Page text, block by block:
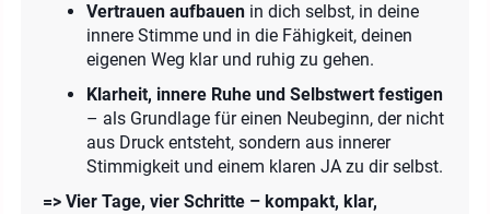
Vertrauen aufbauen in dich selbst, in deine
innere Stimme und in die Fähigkeit, deinen
eigenen Weg klar und ruhig zu gehen.
Klarheit, innere Ruhe und Selbstwert festigen
– als Grundlage für einen Neubeginn, der nicht
aus Druck entsteht, sondern aus innerer
Stimmigkeit und einem klaren JA zu dir selbst.
=> Vier Tage, vier Schritte – kompakt, klar,